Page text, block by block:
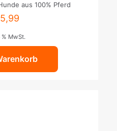
aus 100% Pferd
% MwSt.